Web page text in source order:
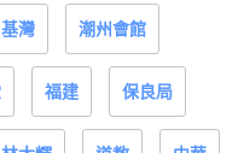
基灣 潮州會館
福建 保良局